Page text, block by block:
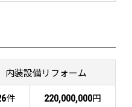
内装設備リフォーム
件 220,000,000円